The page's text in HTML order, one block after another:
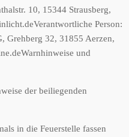
10, 15344 Strausberg,
Verantwortliche Person:
Grehberg 32, 31855 Aerzen,
Warnhinweise und
der beiliegenden
in die Feuerstelle fassen